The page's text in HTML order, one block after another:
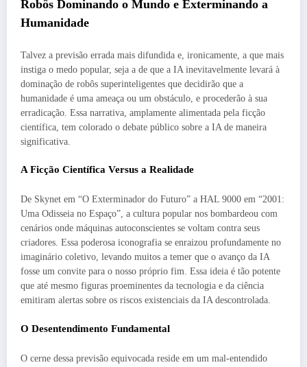
Robôs Dominando o Mundo e Exterminando a
Humanidade
Talvez a previsão errada mais difundida e, ironicamente, a que mais
instiga o medo popular, seja a de que a IA inevitavelmente levará à
dominação de robôs superinteligentes que decidirão que a
humanidade é uma ameaça ou um obstáculo, e procederão à sua
erradicação. Essa narrativa, amplamente alimentada pela ficção
científica, tem colorado o debate público sobre a IA de maneira
significativa.
A Ficção Científica Versus a Realidade
De Skynet em “O Exterminador do Futuro” a HAL 9000 em “2001:
Uma Odisseia no Espaço”, a cultura popular nos bombardeou com
cenários onde máquinas autoconscientes se voltam contra seus
criadores. Essa poderosa iconografia se enraizou profundamente no
imaginário coletivo, levando muitos a temer que o avanço da IA
fosse um convite para o nosso próprio fim. Essa ideia é tão potente
que até mesmo figuras proeminentes da tecnologia e da ciência
emitiram alertas sobre os riscos existenciais da IA descontrolada.
O Desentendimento Fundamental
O cerne dessa previsão equivocada reside em um mal-entendido